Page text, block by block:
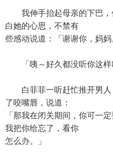
我伸手抬起母亲的下巴，
白她的心思，不禁有
些感动说道：「谢谢你，妈妈
「咦～好久都没听你这样
白菲菲一听赶忙推开男人
了咬嘴唇，说道：
「那我在闭关期间，你可一
我把你给忘了，看你
怎么办。」